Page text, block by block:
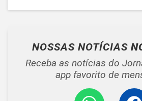
NOSSAS NOTÍCIAS
Receba as notícias do
app favorito de